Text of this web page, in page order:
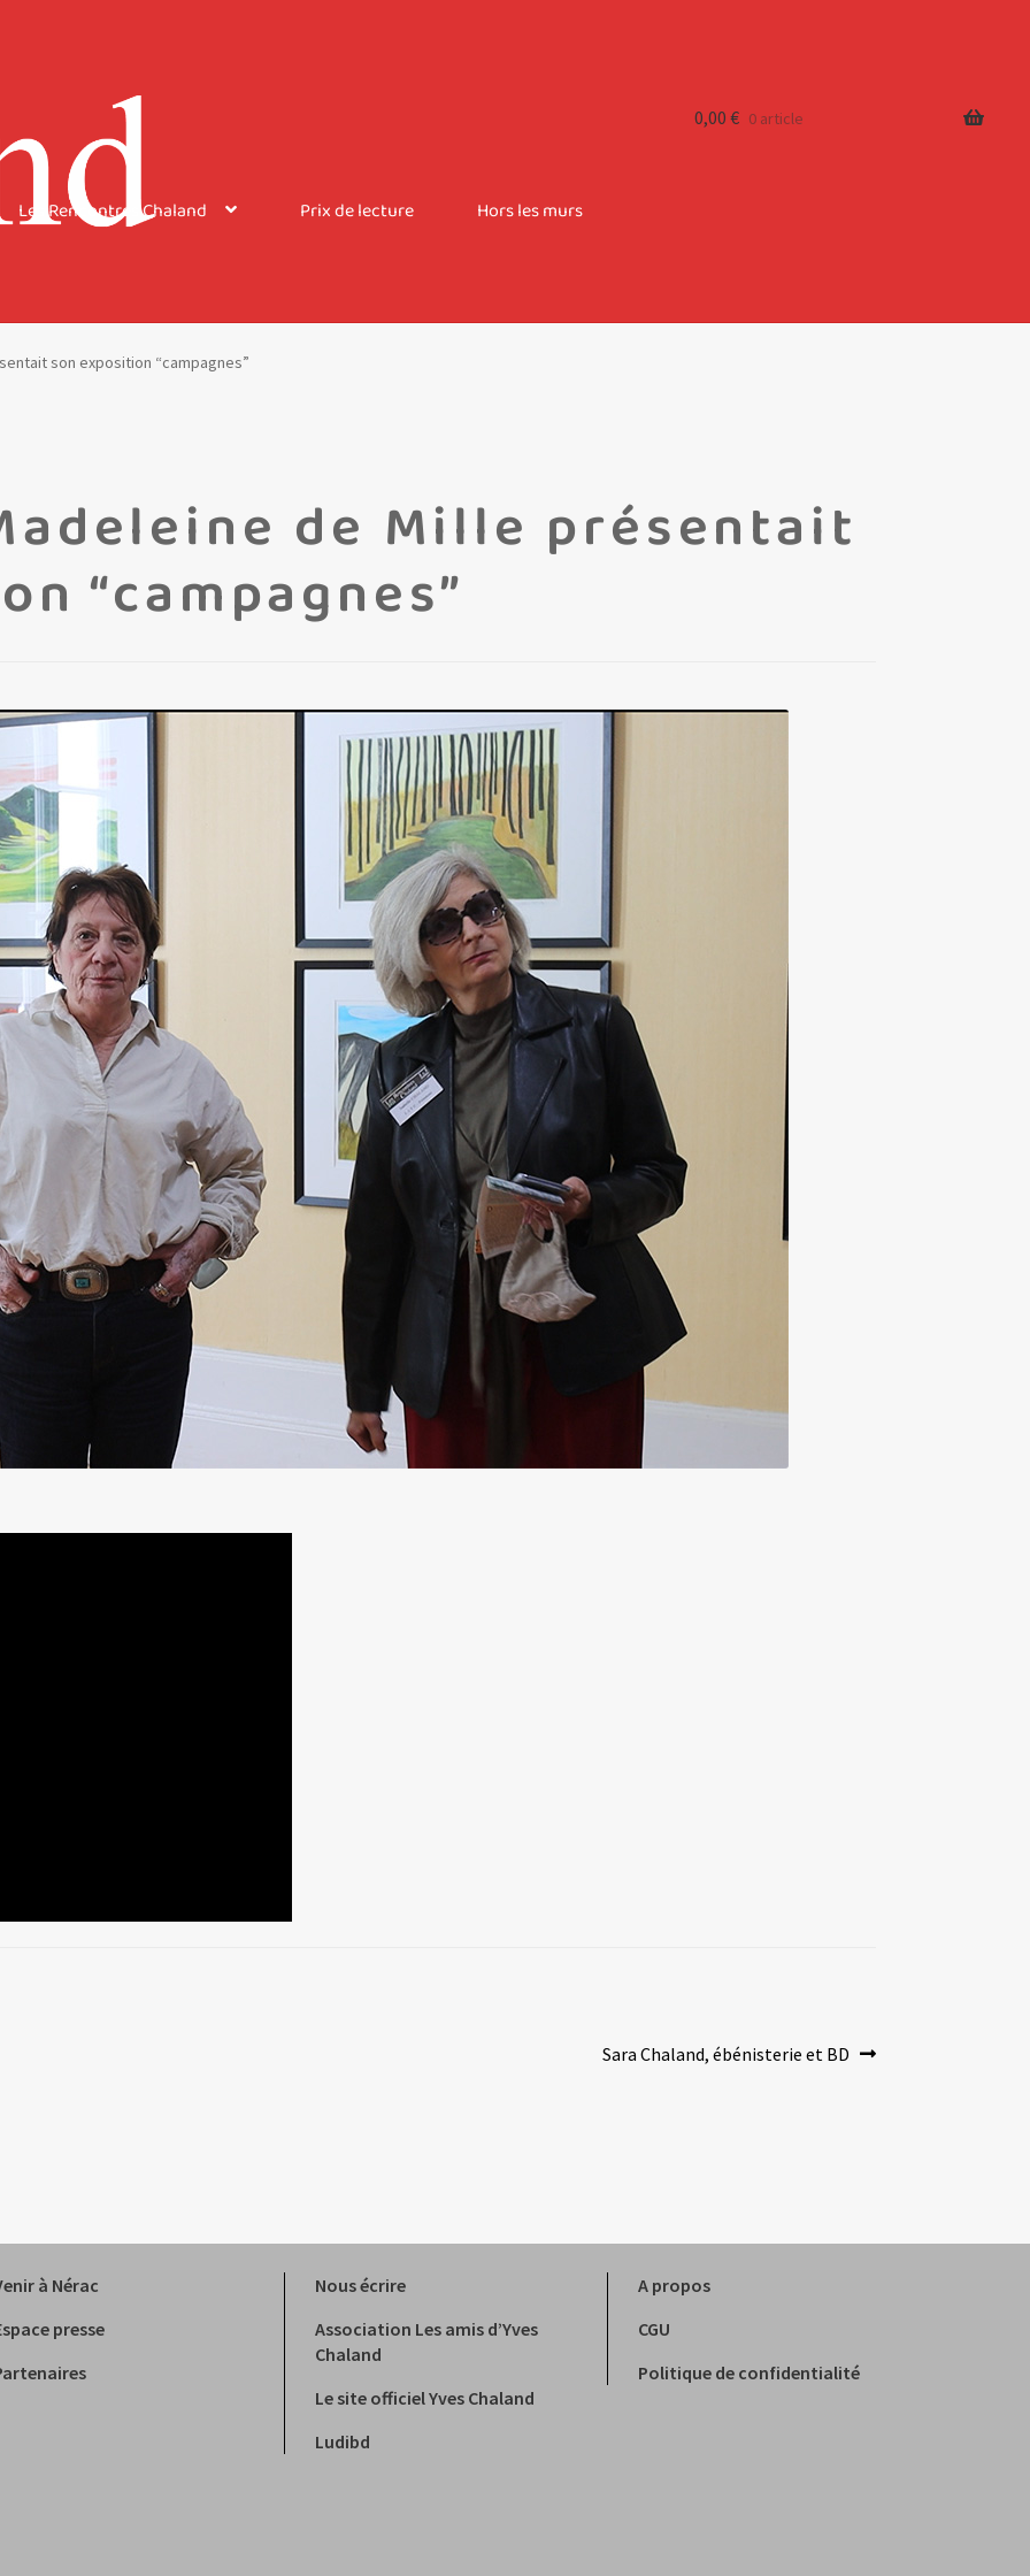
Les Rencontres Chaland Prix de lecture Hors les murs
0,00 € 0 article
son exposition “campagnes”
de Mille présentait
“campagnes”
Article
Sara Chaland, ébénisterie et BD
à Nérac
presse
Nous écrire
Association Les amis d’Yves
Chaland
Le site officiel Yves Chaland
Ludibd
A propos
CGU
Politique de confidentialité